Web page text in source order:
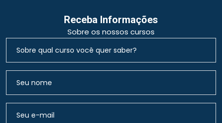
Receba Informações
Sobre os nossos cursos